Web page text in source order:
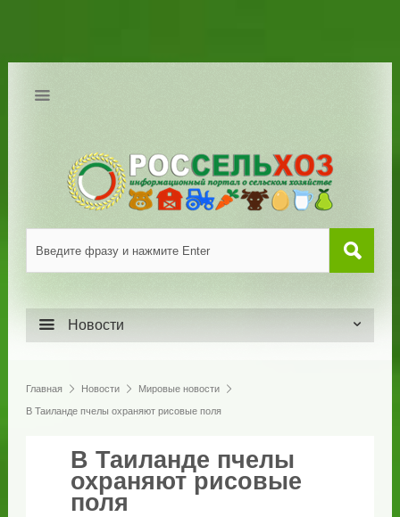
Новости
Главная Новости Мировые новости
В Таиланде пчелы охраняют рисовые поля
В Таиланде пчелы
охраняют рисовые
поля